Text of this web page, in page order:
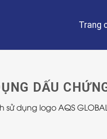
Trang
DẤU
sử dụng logo AQS